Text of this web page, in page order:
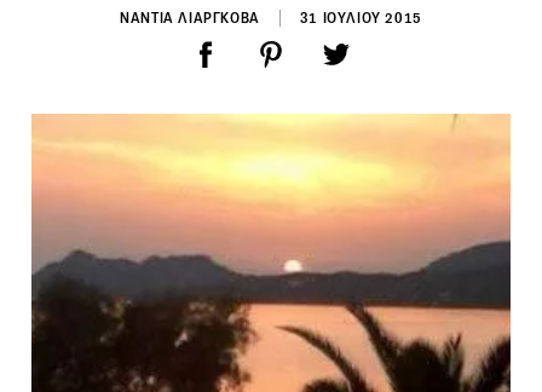
ΝΑΝΤΙΑ ΛΙΑΡΓΚΟΒΑ 31 ΙΟΥΛΙΟΥ 2015